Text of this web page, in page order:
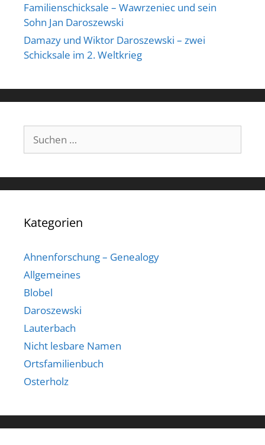
Familienschicksale – Wawrzeniec und sein
Sohn Jan Daroszewski
Damazy und Wiktor Daroszewski – zwei
Schicksale im 2. Weltkrieg
Suchen
nach:
Kategorien
Ahnenforschung – Genealogy
Allgemeines
Blobel
Daroszewski
Lauterbach
Nicht lesbare Namen
Ortsfamilienbuch
Osterholz